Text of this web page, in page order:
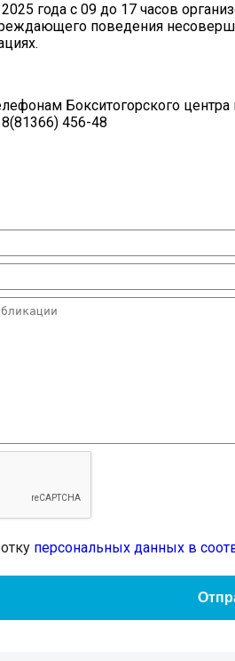
года с 09 до 17 часов
поведения
Бокситогорского
456-48
персональных данных в